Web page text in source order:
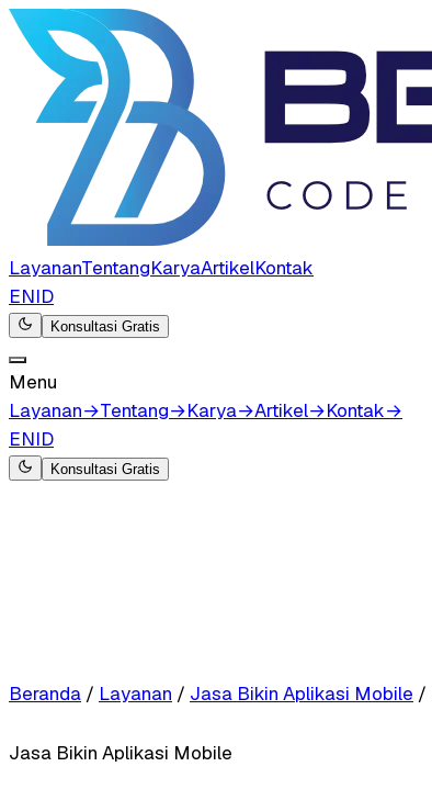
LayananTentangKaryaArtikelKontak
ENID
Konsultasi Gratis
Menu
Layanan→Tentang→Karya→Artikel→Kontak→
ENID
Konsultasi Gratis
Beranda / Layanan / Jasa Bikin Aplikasi Mobile /
Jasa Bikin Aplikasi Mobile